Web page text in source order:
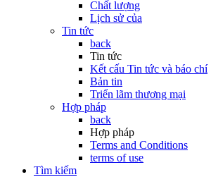
Chất lượng
Lịch sử của
Tin tức
back
Tin tức
Kết cấu Tin tức và báo chí
Bản tin
Triển lãm thương mại
Hợp pháp
back
Hợp pháp
Terms and Conditions
terms of use
Tìm kiếm